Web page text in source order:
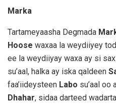
Marka
Tartameyaasha Degmada
Hoose waxaa la weydiiyey
ee la weydiiyay waxa ay si
su’aal, halka ay iska qaldeen
faa’iideysteen Labo su’aal oo
Dhahar, sidaa darteed